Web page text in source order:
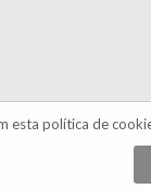
esta política de